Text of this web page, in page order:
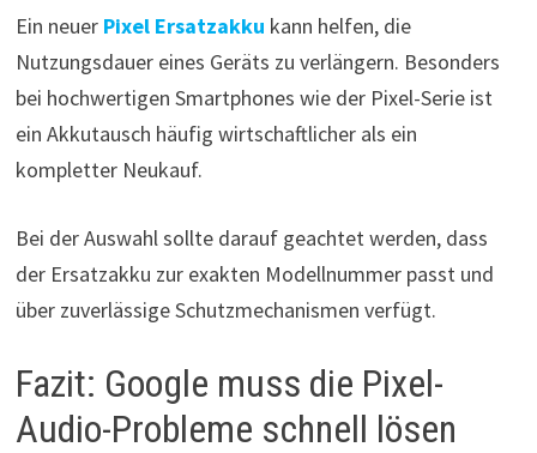
Ein neuer Pixel Ersatzakku kann helfen, die
Nutzungsdauer eines Geräts zu verlängern. Besonders
bei hochwertigen Smartphones wie der Pixel-Serie ist
ein Akkutausch häufig wirtschaftlicher als ein
kompletter Neukauf.
Bei der Auswahl sollte darauf geachtet werden, dass
der Ersatzakku zur exakten Modellnummer passt und
über zuverlässige Schutzmechanismen verfügt.
Fazit: Google muss die Pixel-
Audio-Probleme schnell lösen